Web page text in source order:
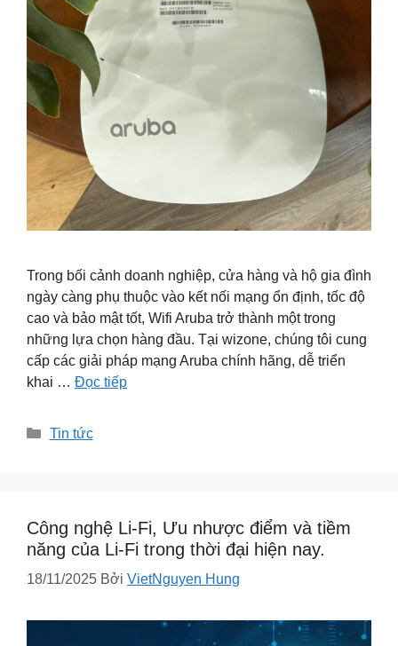
Trong bối cảnh doanh nghiệp, cửa hàng và hộ gia đình
ngày càng phụ thuộc vào kết nối mạng ổn định, tốc độ
cao và bảo mật tốt, Wifi Aruba trở thành một trong
những lựa chọn hàng đầu. Tại wizone, chúng tôi cung
cấp các giải pháp mạng Aruba chính hãng, dễ triển
khai … Đọc tiếp
Danh
Tin tức
Công nghệ Li-Fi, Ưu nhược điểm và tiềm
năng của Li-Fi trong thời đại hiện nay.
18/11/2025 Bởi VietNguyen Hung